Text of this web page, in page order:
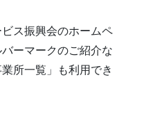
ス振興会のホームペ
ーマークのご紹介な
所一覧」も利用でき